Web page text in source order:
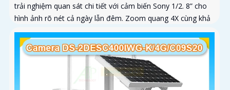
trải nghiệm quan sát chi tiết với cảm biến Sony 1/2. 8” cho
hình ảnh rõ nét cả ngày lẫn đêm. Zoom quang 4X cùng khả
năng xoay...